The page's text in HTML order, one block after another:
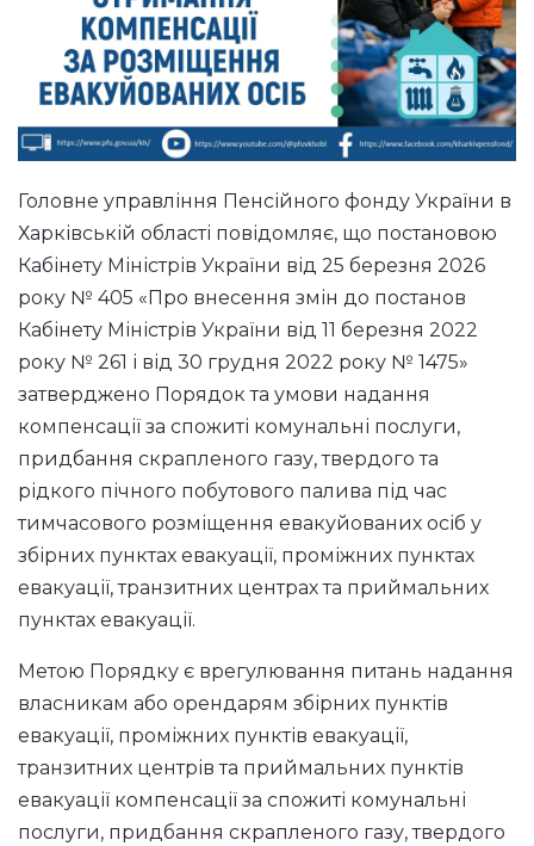
Головне управління Пенсійного фонду України в
Харківській області повідомляє, що постановою
Кабінету Міністрів України від 25 березня 2026
року № 405 «Про внесення змін до постанов
Кабінету Міністрів України від 11 березня 2022
року № 261 і від 30 грудня 2022 року № 1475»
затверджено Порядок та умови надання
компенсації за спожиті комунальні послуги,
придбання скрапленого газу, твердого та
рідкого пічного побутового палива під час
тимчасового розміщення евакуйованих осіб у
збірних пунктах евакуації, проміжних пунктах
евакуації, транзитних центрах та приймальних
пунктах евакуації.
Метою Порядку є врегулювання питань надання
власникам або орендарям збірних пунктів
евакуації, проміжних пунктів евакуації,
транзитних центрів та приймальних пунктів
евакуації компенсації за спожиті комунальні
послуги, придбання скрапленого газу, твердого